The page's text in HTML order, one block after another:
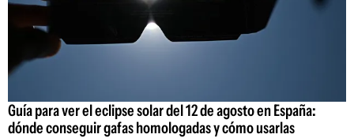
Guía para ver el eclipse solar del 12 de agosto en España:
dónde conseguir gafas homologadas y cómo usarlas